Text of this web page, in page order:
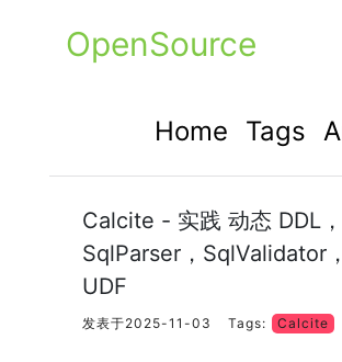
OpenSource
Home Tags
Calcite - 实践 动态 DDL
SqlParser，SqlValidator
UDF
发表于2025-11-03 Tags: Calcite